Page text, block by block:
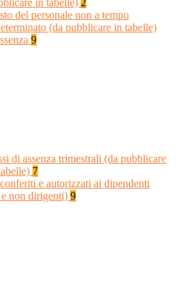
in tabelle) 2
del personale non a tempo
(da pubblicare in tabelle)
9
di assenza trimestrali (da pubblicare
7
e autorizzati ai dipendenti
non dirigenti) 9